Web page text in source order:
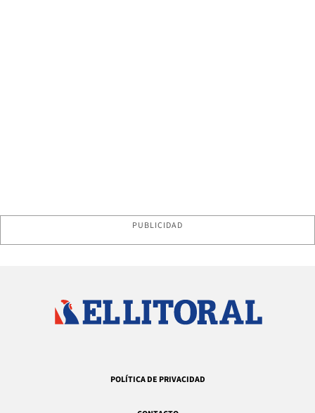
PUBLICIDAD
POLÍTICA DE PRIVACIDAD